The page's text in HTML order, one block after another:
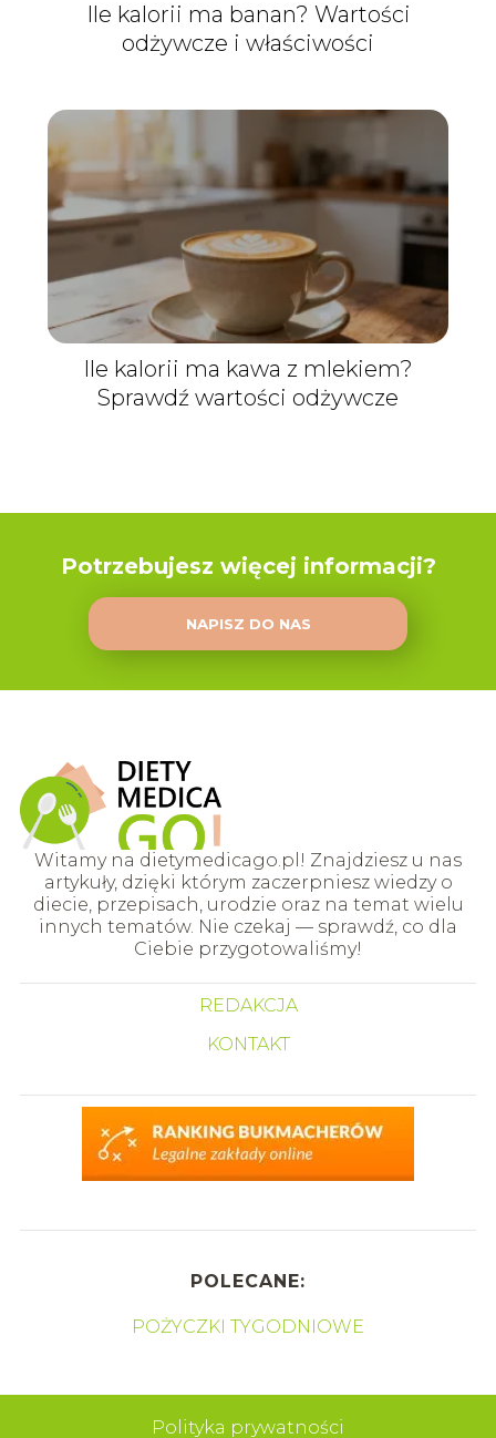
Ile kalorii ma banan? Wartości
odżywcze i właściwości
Ile kalorii ma kawa z mlekiem?
Sprawdź wartości odżywcze
Potrzebujesz więcej informacji?
NAPISZ DO NAS
Witamy na dietymedicago.pl! Znajdziesz u nas
artykuły, dzięki którym zaczerpniesz wiedzy o
diecie, przepisach, urodzie oraz na temat wielu
innych tematów. Nie czekaj — sprawdź, co dla
Ciebie przygotowaliśmy!
REDAKCJA
KONTAKT
POLECANE:
POŻYCZKI TYGODNIOWE
Polityka prywatności